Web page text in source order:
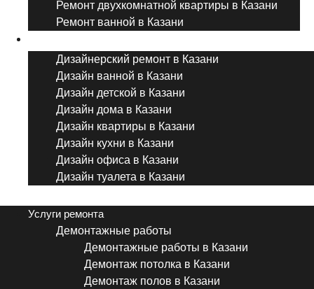
Ремонт двухкомнатной квартиры в Казани
Ремонт ванной в Казани
Дизайнерский ремонт в Казани
Дизайн ванной в Казани
Дизайн детской в Казани
Дизайн дома в Казани
Дизайн квартиры в Казани
Дизайн кухни в Казани
Дизайн офиса в Казани
Дизайн туалета в Казани
Услуги ремонта
Демонтажные работы
Демонтажные работы в Казани
Демонтаж потолка в Казани
Демонтаж полов в Казани